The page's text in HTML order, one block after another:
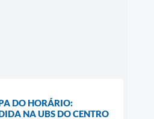
DO HORÁRIO:
NA UBS DO CENTRO